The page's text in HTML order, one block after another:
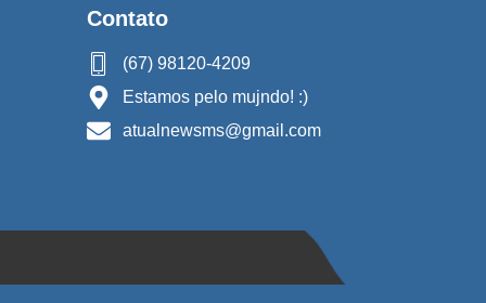
Contato
(67) 98120-4209
Estamos pelo mujndo! :)
atualnewsms@gmail.com